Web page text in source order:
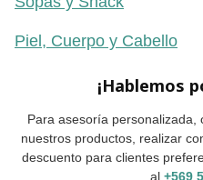
Piel, Cuerpo y Cabello
¡Hablemos
Para asesoría
nuestros productos, realizar
descuento para clientes
al +569